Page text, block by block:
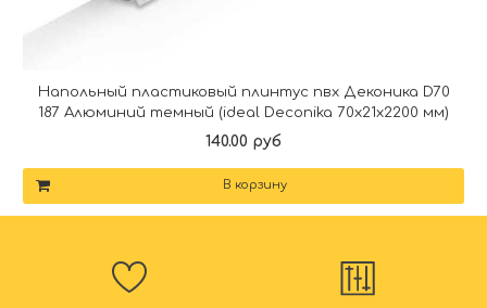
Напольный пластиковый плинтус пвх Деконика D70
187 Алюминий темный (ideal Deconika 70х21х2200 мм)
140.00 руб
В корзину